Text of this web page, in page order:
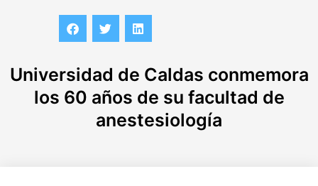
Universidad de Caldas conmemora
los 60 años de su facultad de
anestesiología